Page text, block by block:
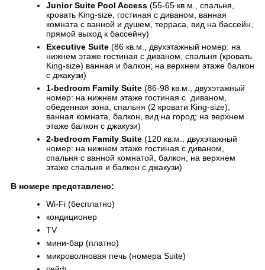
Junior Suite Pool Access (55-65 кв.м., спальня,
кровать King-size, гостиная с диваном, ванная
комната с ванной и душем, терраса, вид на бассейн,
прямой выход к бассейну)
Executive Suite (86 кв.м., двухэтажный номер: на
нижнем этаже гостиная с диваном, спальня (кровать
King-size) ванная и балкон; на верхнем этаже балкон
с джакузи)
1-bedroom Family Suite (86-98 кв.м., двухэтажный
номер: на нижнем этаже гостиная с диваном,
обеденная зона, спальня (2 кровати King-size),
ванная комната, балкон, вид на город; на верхнем
этаже балкон с джакузи)
2-bedroom Family Suite (120 кв.м., двухэтажный
номер: на нижнем этаже гостиная с диваном,
спальня с ванной комнатой, балкон; на верхнем
этаже спальня и балкон с джакузи)
В номере представлено:
Wi-Fi (бесплатно)
кондиционер
TV
мини-бар (платно)
микроволновая печь (номера Suite)